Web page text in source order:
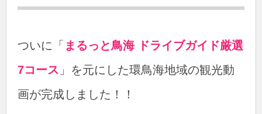
ついに「 まるっと鳥海 ドライブガイド厳選
7コース 」を元にした環鳥海地域の観光動
画が完成しました！！